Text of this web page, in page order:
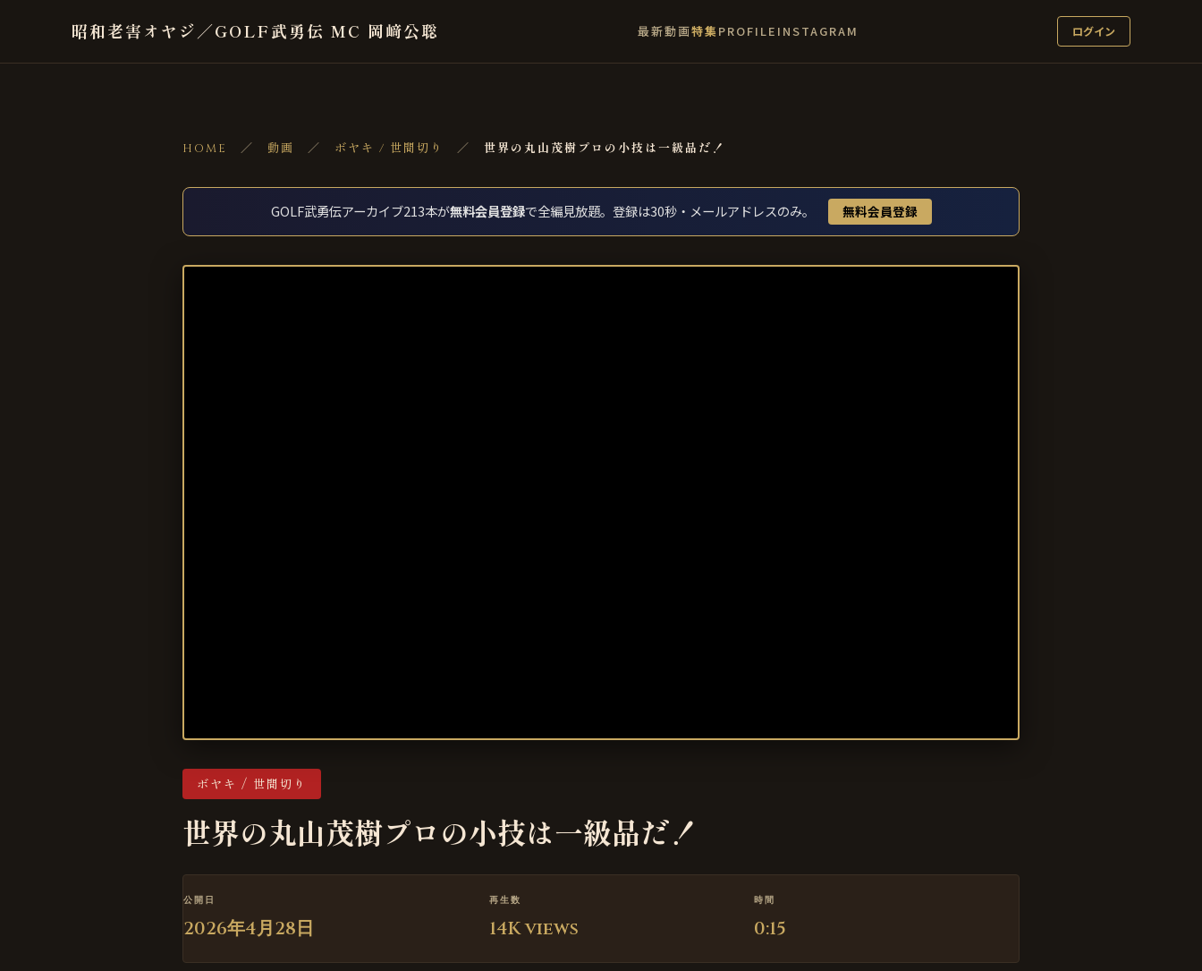
昭和老害オヤジ／GOLF武勇伝 MC 岡﨑公聡 最新動画特集PROFILE INSTAGRAM ログイン
HOME ／ 動画 ／ ボヤキ / 世間切り ／ 世界の丸山茂樹プロの小技は一級品だ！
GOLF武勇伝アーカイブ213本が無料会員登録で全編見放題。登録は30秒・メールアドレスのみ。 無料会員登録
ボヤキ / 世間切り
世界の丸山茂樹プロの小技は一級品だ！
公開日
2026年4月28日
再生数
14K views
時間
0:15